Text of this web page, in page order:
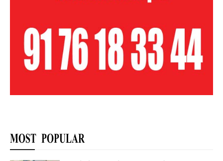
MOST POPULAR